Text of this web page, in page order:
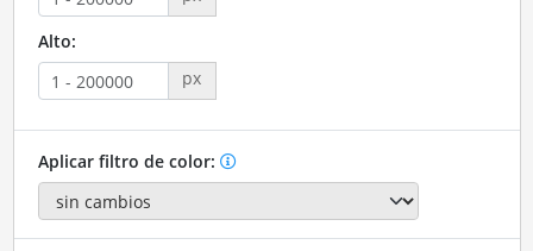
Alto:
px
Aplicar filtro de color: